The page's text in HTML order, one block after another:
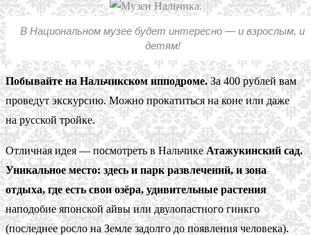
В Национальном музее будет интересно — и взрослым, и
детям!
Побывайте на Нальчикском ипподроме.За 400 рублей вам
проведут экскурсию. Можно прокатиться на коне или даже
на русской тройке.
Отличная идея — посмотреть в НальчикеАтажукинский сад.
Уникальное место: здесь и парк развлечений, и зона
отдыха, где есть свои озёра, удивительные растения
наподобие японской айвы или двулопастного гинкго
(последнее росло на Земле задолго до появления человека).